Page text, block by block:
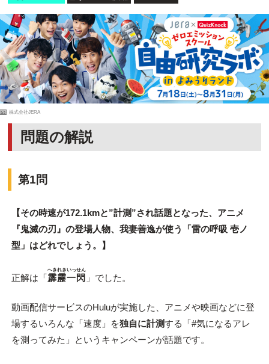
PR 株式会社JERA
問題の解説
第1問
【その時速が172.1kmと”計測”され話題となった、アニメ
『鬼滅の刃』の登場人物、我妻善逸が使う「雷の呼吸 壱ノ
型」はどれでしょう。】
正解は「霹靂一閃
へきれきいっせん
」でした。
動画配信サービスのHuluが実施した、アニメや映画などに登
場するいろんな「速度」を独自に計測する「#気になるアレ
を測ってみた」というキャンペーンが話題です。